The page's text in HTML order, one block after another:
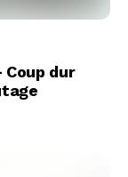
Coup dur